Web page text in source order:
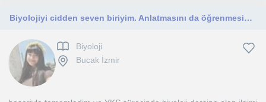
Biyolojiyi cidden seven biriyim. Anlatmasını da öğrenmesini de hep sevdim. Kendi öğrendiğim şekilde de aktarmaya devam edeceğim.
Biyoloji
Bucak İzmir